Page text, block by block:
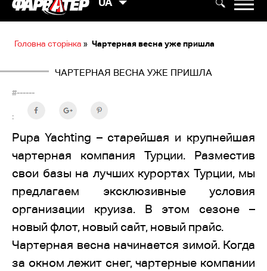
Головна сторінка » Чартерная весна уже пришла
ЧАРТЕРНАЯ ВЕСНА УЖЕ ПРИШЛА
#------
:
Pupa Yachting – старейшая и крупнейшая
чартерная компания Турции. Разместив
свои базы на лучших курортах Турции, мы
предлагаем эксклюзивные условия
организации круиза. В этом сезоне –
новый флот, новый сайт, новый прайс.
Чартерная весна начинается зимой. Когда
за окном лежит снег, чартерные компании